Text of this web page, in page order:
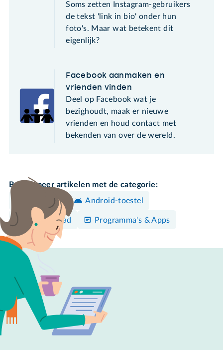
Soms zetten Instagram-gebruikers
de tekst 'link in bio' onder hun
foto's. Maar wat betekent dit
eigenlijk?
Facebook aanmaken en
vrienden vinden
Deel op Facebook wat je
bezighoudt, maak er nieuwe
vrienden en houd contact met
bekenden van over de wereld.
Bekijk meer artikelen met de categorie:
Instagram
Android-toestel
iPhone/iPad Programma's & Apps